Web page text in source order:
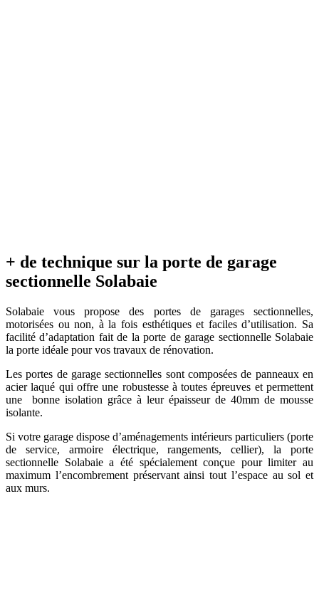
+ de technique sur la porte de garage
sectionnelle Solabaie
Solabaie vous propose des portes de garages sectionnelles,
motorisées ou non, à la fois esthétiques et faciles d’utilisation. Sa
facilité d’adaptation fait de la porte de garage sectionnelle Solabaie
la porte idéale pour vos travaux de rénovation.
Les portes de garage sectionnelles sont composées de panneaux en
acier laqué qui offre une robustesse à toutes épreuves et permettent
une bonne isolation grâce à leur épaisseur de 40mm de mousse
isolante.
Si votre garage dispose d’aménagements intérieurs particuliers (porte
de service, armoire électrique, rangements, cellier), la porte
sectionnelle Solabaie a été spécialement conçue pour limiter au
maximum l’encombrement préservant ainsi tout l’espace au sol et
aux murs.